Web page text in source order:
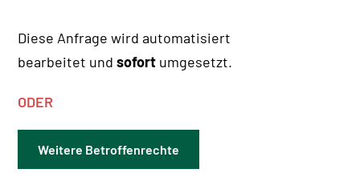
Diese Anfrage wird automatisiert
bearbeitet undsofort umgesetzt.
ODER
Weitere Betroffenrechte